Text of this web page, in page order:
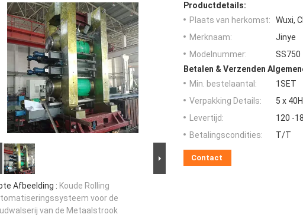
Afbeelding : Koude Rolling
voor de
van de Metaalstrook
Productdetails:
Plaats van herkomst:
Wuxi,
Merknaam:
Jinye
Modelnummer:
SS750
Betalen & Verzenden
Min. bestelaantal:
1SET
Verpakking Details:
5 x
Levertijd:
120 -
Betalingscondities:
T/T
Contact